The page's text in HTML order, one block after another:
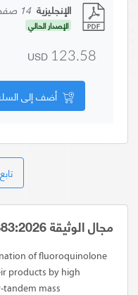
الإنجليزية 14 صفحات
الإصدار الحالي
USD 123.58
أضف إلى
مجال الوثيقة ISO 23883:2026
of fluoroquinolone
products by high
mass